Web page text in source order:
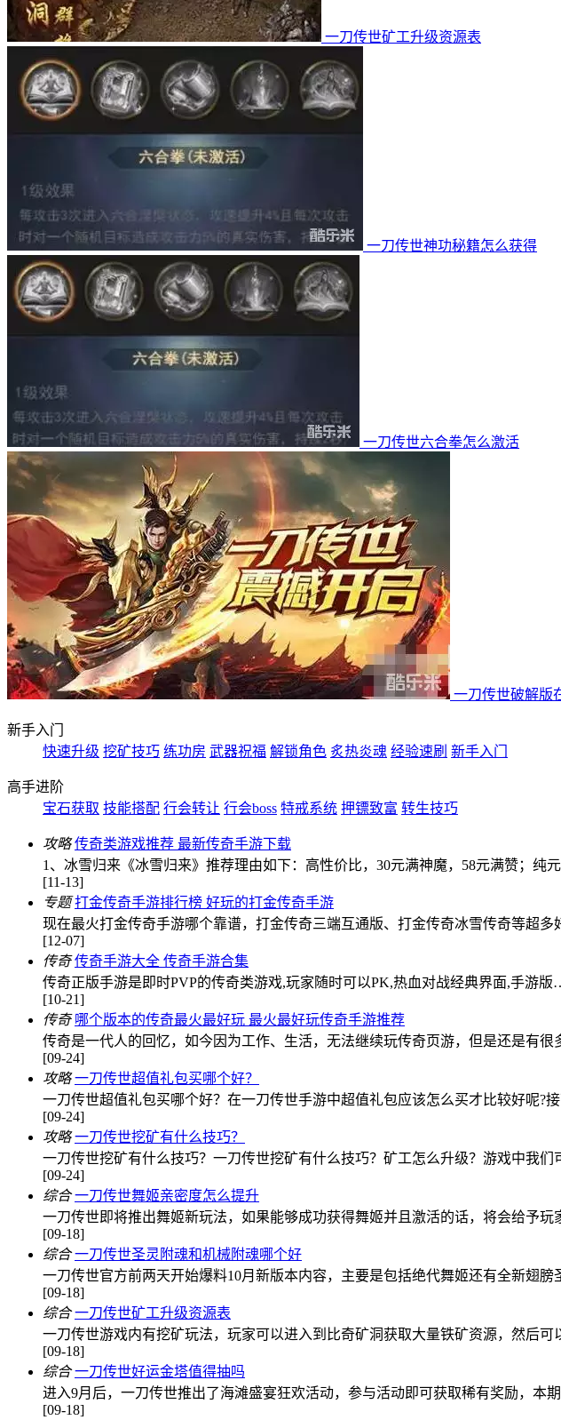
一刀传世矿工升级资源表
一刀传世神功秘籍怎么获得
一刀传世六合拳怎么激活
一刀传世破解版
新手入门
快速升级 挖矿技巧 练功房 武器祝福 解锁角色 炙热炎魂 经验速刷 新手入门
高手进阶
宝石获取 技能搭配 行会转让 行会boss 特戒系统 押镖致富 转生技巧
攻略 传奇类游戏推荐 最新传奇手游下载
1、冰雪归来《冰雪归来》推荐理由如下：高性价比，30元满神魔，58元满赞；纯
[11-13]
专题 打金传奇手游排行榜 好玩的打金传奇手游
现在最火打金传奇手游哪个靠谱，打金传奇三端互通版、打金传奇冰雪传奇等超
[12-07]
传奇 传奇手游大全 传奇手游合集
传奇正版手游是即时PVP的传奇类游戏,玩家随时可以PK,热血对战经典界面,手游版
[10-21]
传奇 哪个版本的传奇最火最好玩 最火最好玩传奇手游推荐
传奇是一代人的回忆，如今因为工作、生活，无法继续玩传奇页游，但是还是有
[09-24]
攻略 一刀传世超值礼包买哪个好？
一刀传世超值礼包买哪个好？在一刀传世手游中超值礼包应该怎么买才比较好呢?
[09-24]
攻略 一刀传世挖矿有什么技巧？
一刀传世挖矿有什么技巧？一刀传世挖矿有什么技巧？矿工怎么升级？游戏中我
[09-24]
综合 一刀传世舞姬亲密度怎么提升
一刀传世即将推出舞姬新玩法，如果能够成功获得舞姬并且激活的话，将会给予
[09-18]
综合 一刀传世圣灵附魂和机械附魂哪个好
一刀传世官方前两天开始爆料10月新版本内容，主要是包括绝代舞姬还有全新翅
[09-18]
综合 一刀传世矿工升级资源表
一刀传世游戏内有挖矿玩法，玩家可以进入到比奇矿洞获取大量铁矿资源，然后
[09-18]
综合 一刀传世好运金塔值得抽吗
进入9月后，一刀传世推出了海滩盛宴狂欢活动，参与活动即可获取稀有奖励，本
[09-18]